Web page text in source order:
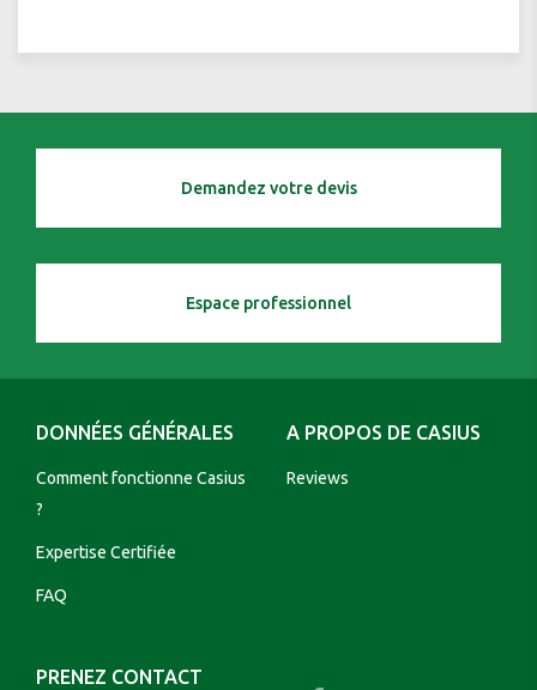
Demandez votre devis
Espace professionnel
DONNÉES GÉNÉRALES
Comment fonctionne Casius
?
Expertise Certifiée
FAQ
A PROPOS DE CASIUS
Reviews
PRENEZ CONTACT